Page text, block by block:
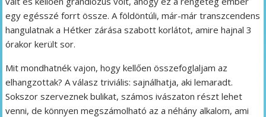
egy egésszé forrt össze. A földöntúli, már-már transzcendens
hangulatnak a Hétker zárása szabott korlátot, amire hajnal 3
órakor került sor.
Mit mondhatnék vajon, hogy kellően összefoglaljam az
elhangzottak? A válasz triviális: sajnálhatja, aki lemaradt.
Sokszor szerveznek bulikat, számos ivászaton részt lehet
venni, de könnyen megszámolható az a néhány alkalom, ami